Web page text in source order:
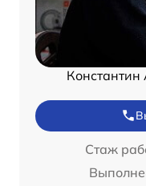
Стаж